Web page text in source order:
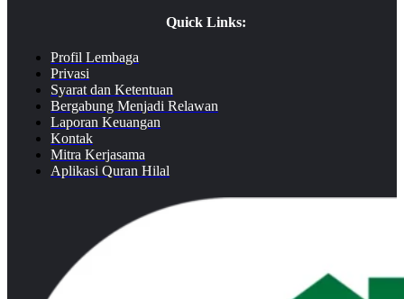
Quick Links:
Profil Lembaga
Privasi
Syarat dan Ketentuan
Bergabung Menjadi Relawan
Laporan Keuangan
Kontak
Mitra Kerjasama
Aplikasi Quran Hilal